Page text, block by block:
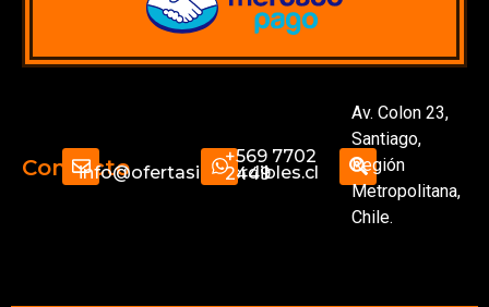
Contactoinfo@ofertasimperdibles.cl
+569 7702
2449
Av. Colon 23,
Santiago,
Región
Metropolitana,
Chile.